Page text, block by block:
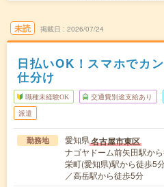
未読 掲載日 2026/07/24
日払いOK！スマホでカ
仕分け
職種未経験OK 交通費別途支給あり
派遣
勤務地 愛知県名古屋市東区
ナゴヤドーム前矢田駅か
栄町(愛知県)駅から徒歩5
／高岳駅から徒歩5分